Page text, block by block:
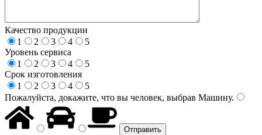
Качество продукции
1
2 3 4
5
Уровень сервиса
1
2 3 4
5
Срок изготовления
1
2 3 4
5
Пожалуйста, докажите, что вы человек, выбрав Машину.